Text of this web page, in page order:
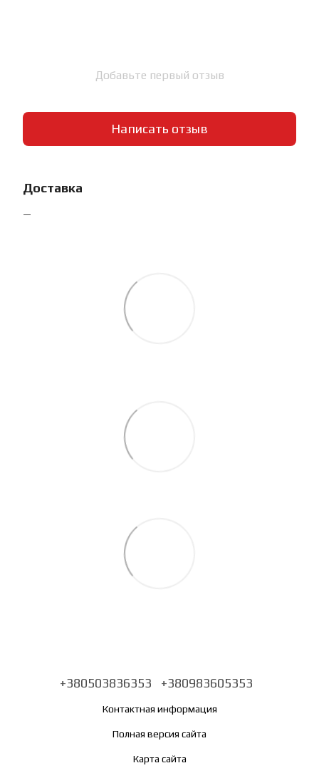
Добавьте первый отзыв
Написать отзыв
Доставка
+380503836353 +380983605353
Контактная информация
Полная версия сайта
Карта сайта